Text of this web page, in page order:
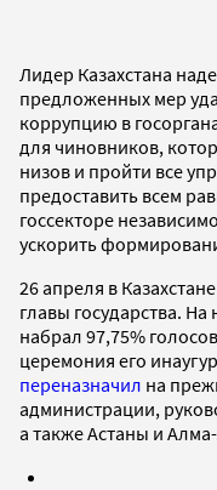
Лидер Казахстана
предложенных мер
коррупцию в
для чиновников,
низов и пройти все
предоставить всем
госсекторе
ускорить
26 апреля в Казахстане
главы государства.
набрал 97,75%
церемония его
переназначил на
администрации,
а также Астаны и